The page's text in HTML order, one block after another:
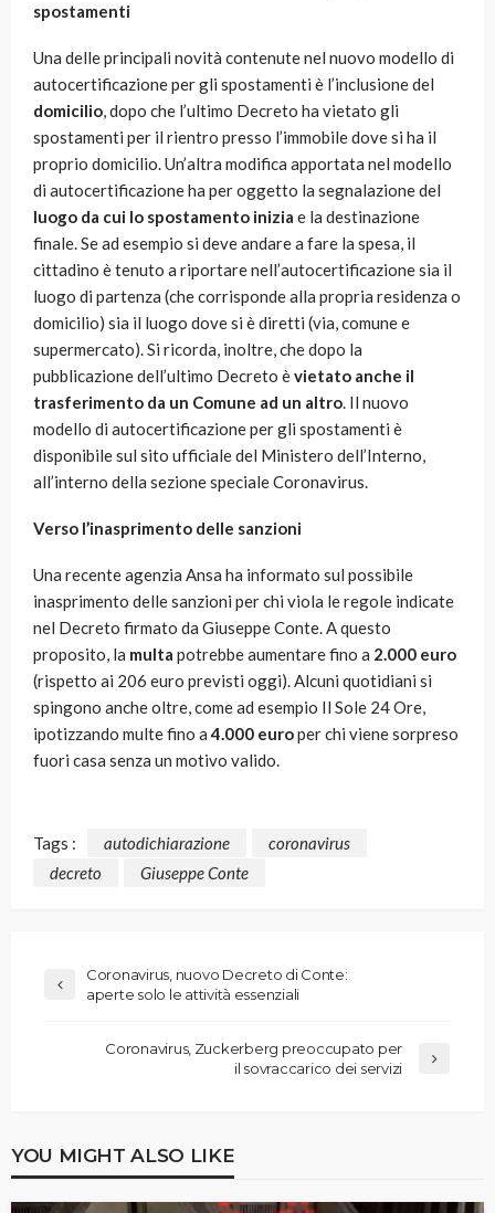
spostamenti
Una delle principali novità contenute nel nuovo modello di
autocertificazione per gli spostamenti è l’inclusione del
domicilio, dopo che l’ultimo Decreto ha vietato gli
spostamenti per il rientro presso l’immobile dove si ha il
proprio domicilio. Un’altra modifica apportata nel modello
di autocertificazione ha per oggetto la segnalazione del
luogo da cui lo spostamento inizia e la destinazione
finale. Se ad esempio si deve andare a fare la spesa, il
cittadino è tenuto a riportare nell’autocertificazione sia il
luogo di partenza (che corrisponde alla propria residenza o
domicilio) sia il luogo dove si è diretti (via, comune e
supermercato). Si ricorda, inoltre, che dopo la
pubblicazione dell’ultimo Decreto èvietato anche il
trasferimento da un Comune ad un altro. Il nuovo
modello di autocertificazione per gli spostamenti è
disponibile sul sito ufficiale del Ministero dell’Interno,
all’interno della sezione speciale Coronavirus.
Verso l’inasprimento delle sanzioni
Una recente agenzia Ansa ha informato sul possibile
inasprimento delle sanzioni per chi viola le regole indicate
nel Decreto firmato da Giuseppe Conte. A questo
proposito, la multa potrebbe aumentare fino a 2.000 euro
(rispetto ai 206 euro previsti oggi). Alcuni quotidiani si
spingono anche oltre, come ad esempio Il Sole 24 Ore,
ipotizzando multe fino a4.000 europer chi viene sorpreso
fuori casa senza un motivo valido.
Tags : autodichiarazione
coronavirus
decreto
Giuseppe Conte
Coronavirus, nuovo Decreto di Conte:
aperte solo le attività essenziali
Coronavirus, Zuckerberg preoccupato per
il sovraccarico dei servizi
YOU MIGHT ALSO LIKE